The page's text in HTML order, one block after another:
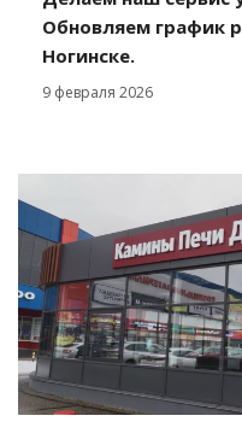
Обновляем график
Ногинске.
9 февраля 2026